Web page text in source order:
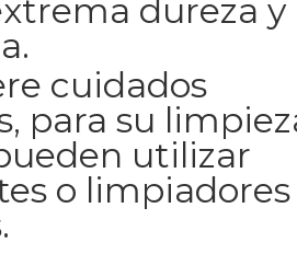
dureza y
cuidados
para su
utilizar
o limpiadores